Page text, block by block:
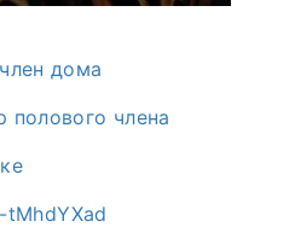
дома
полового члена